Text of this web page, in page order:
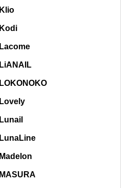
Klio
Kodi
Lacome
LiANAIL
LOKONOKO
Lovely
Lunail
LunaLine
Madelon
MASURA